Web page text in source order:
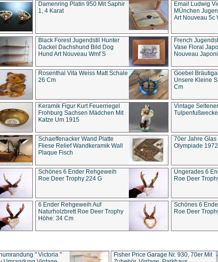
Damenring Platin 950 Mit Saphir
1, 4 Karat
Email Ludwig
MÜnchen
Art Nouveau 5c
Black Forest Jugendstil Hunter
Dackel Dachshund Bild Dog
Hund Art Nouveau Wmf S
French
Vase Floral
Nouveau
Rosenthal Vita Weiss Matt Schale
26 Cm
Goebel
Unsere Kleine
Cm
Keramik Figur Kurt Feuerriegel
Frohburg Sachsen Mädchen Mit
Katze Um 1915
Vintage
Schaeffenacker Wand Platte
Fliese Relief Wandkeramik Wall
Plaque Fisch
70er Jahre Glas
Olympiade
Schönes 6 Ender Rehgeweih
Roe Deer Trophy 224 G
Ungerades 6
Roe Deer
6 Ender Rehgeweih Auf
Naturholzbrett Roe Deer Trophy
Höhe: 34 Cm
Schönes 6
Roe Deer
" Victoria "
Fisher Price Garage Nr. 930, 70er Mit